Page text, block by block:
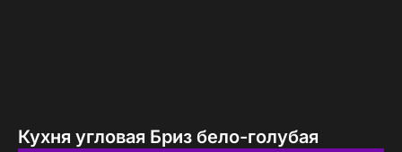
Кухня угловая Бриз бело-голубая